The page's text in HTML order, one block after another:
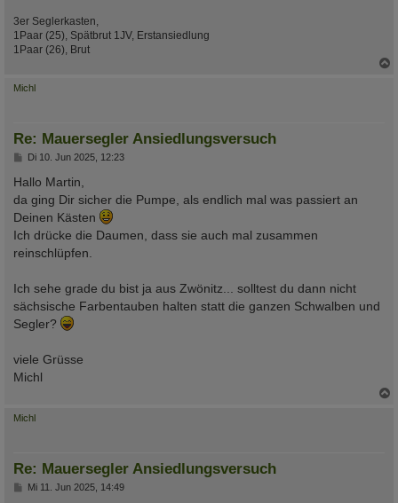
3er Seglerkasten,
1Paar (25), Spätbrut 1JV, Erstansiedlung
1Paar (26), Brut
Michl
Re: Mauersegler Ansiedlungsversuch
B
i
r
a
g
Di 10. Jun 2025, 12:23
Hallo Martin,
da ging Dir sicher die Pumpe, als endlich mal was passiert an
Deinen Kästen
Ich drücke die Daumen, dass sie auch mal zusammen
reinschlüpfen.
Ich sehe grade du bist ja aus Zwönitz... solltest du dann nicht
sächsische Farbentauben halten statt die ganzen Schwalben und
Segler?
viele Grüsse
Michl
Michl
Re: Mauersegler Ansiedlungsversuch
BMi 11. Jun 2025, 14:49